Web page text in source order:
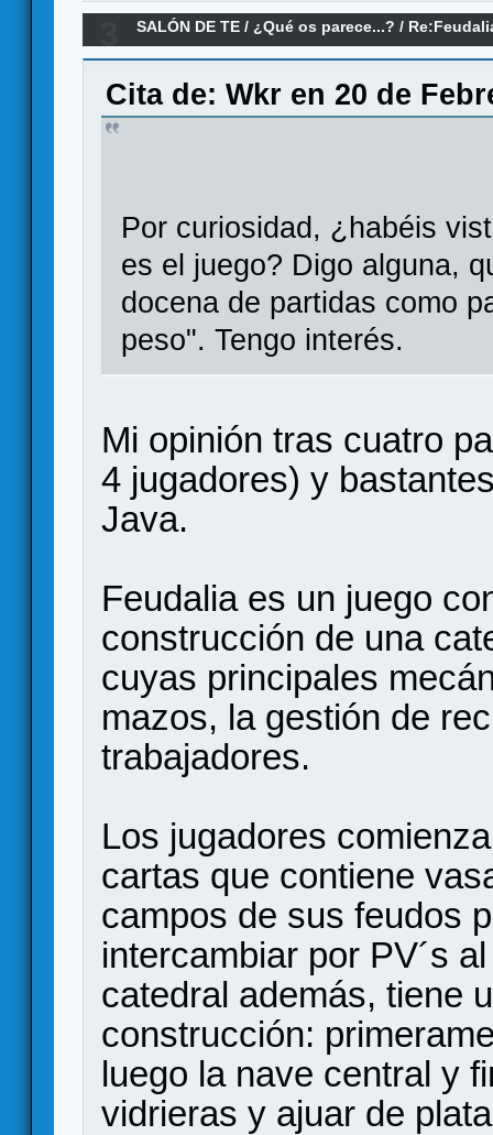
SALÓN DE TE /¿Qué os parece...? /
Cita de: Wkr en 20 de
Por curiosidad, ¿habéis
es el juego? Digo alguna,
docena de partidas como
peso". Tengo interés.
Mi opinión tras cuatro
4 jugadores) y
Java.
Feudalia es un juego
construcción de una
cuyas principales
mazos, la gestión de
trabajadores.
Los jugadores
cartas que contiene
campos de sus feudos
intercambiar por PV´s
catedral además, tiene
construcción:
luego la nave central y
vidrieras y ajuar de